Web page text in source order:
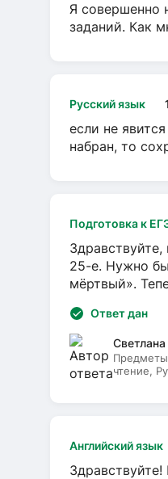
Я совершенно
заданий. Как
Русский язык
если не
набран, то
Подготовка к
25-е. Нужно
мёртвый».
Ответ дан
чтение,
Английский язык